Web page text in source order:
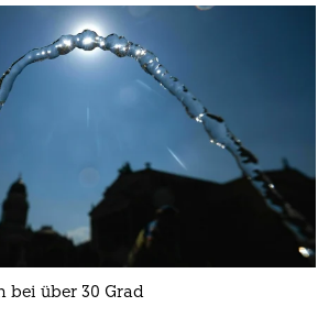
bei über 30 Grad